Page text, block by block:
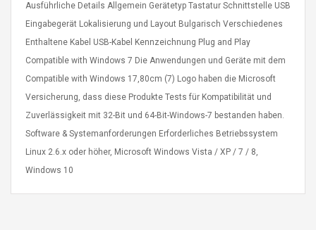
UHF Guitarra
Jasper
Strands,
Hole:
Universal Usb Charger
Adapter 5v/2.1a Ac Usb
Wall Charger Travel
Adapter For Samsung
Mobile Universal Charging
$ 1.72
$ 2.46
High Quality Retro Game
Tetris Cases For Iphone 6
Plus 6s 7 8 Plus TPU
IPhone Cases
$ 11.43
Ausführliche Details Allgemein Gerätetyp Tastatur Schnittstelle USB
Eingabegerät Lokalisierung und Layout Bulgarisch Verschiedenes
Enthaltene Kabel USB-Kabel Kennzeichnung Plug and Play
Compatible with Windows 7 Die Anwendungen und Geräte mit dem
Compatible with Windows 17,80cm (7) Logo haben die Microsoft
Versicherung, dass diese Produkte Tests für Kompatibilität und
Zuverlässigkeit mit 32-Bit und 64-Bit-Windows-7 bestanden haben.
Software & Systemanforderungen Erforderliches Betriebssystem
Linux 2.6.x oder höher, Microsoft Windows Vista / XP / 7 / 8,
Windows 10